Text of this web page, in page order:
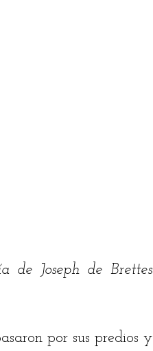
de Joseph de Brettes
por sus predios y